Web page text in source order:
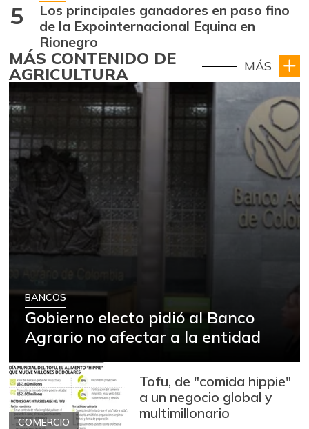
5
Los principales ganadores en paso fino
de la Expointernacional Equina en
Rionegro
MÁS CONTENIDO DE
AGRICULTURA MÁS
BANCOS
Gobierno electo pidió al Banco
Agrario no afectar a la entidad
COMERCIO
Tofu, de "comida hippie"
a un negocio global y
multimillonario